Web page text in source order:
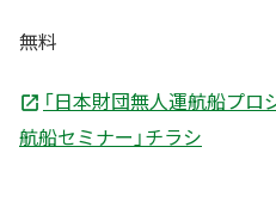
無料
「日本財団無人運航船プ
航船セミナー」チラシ